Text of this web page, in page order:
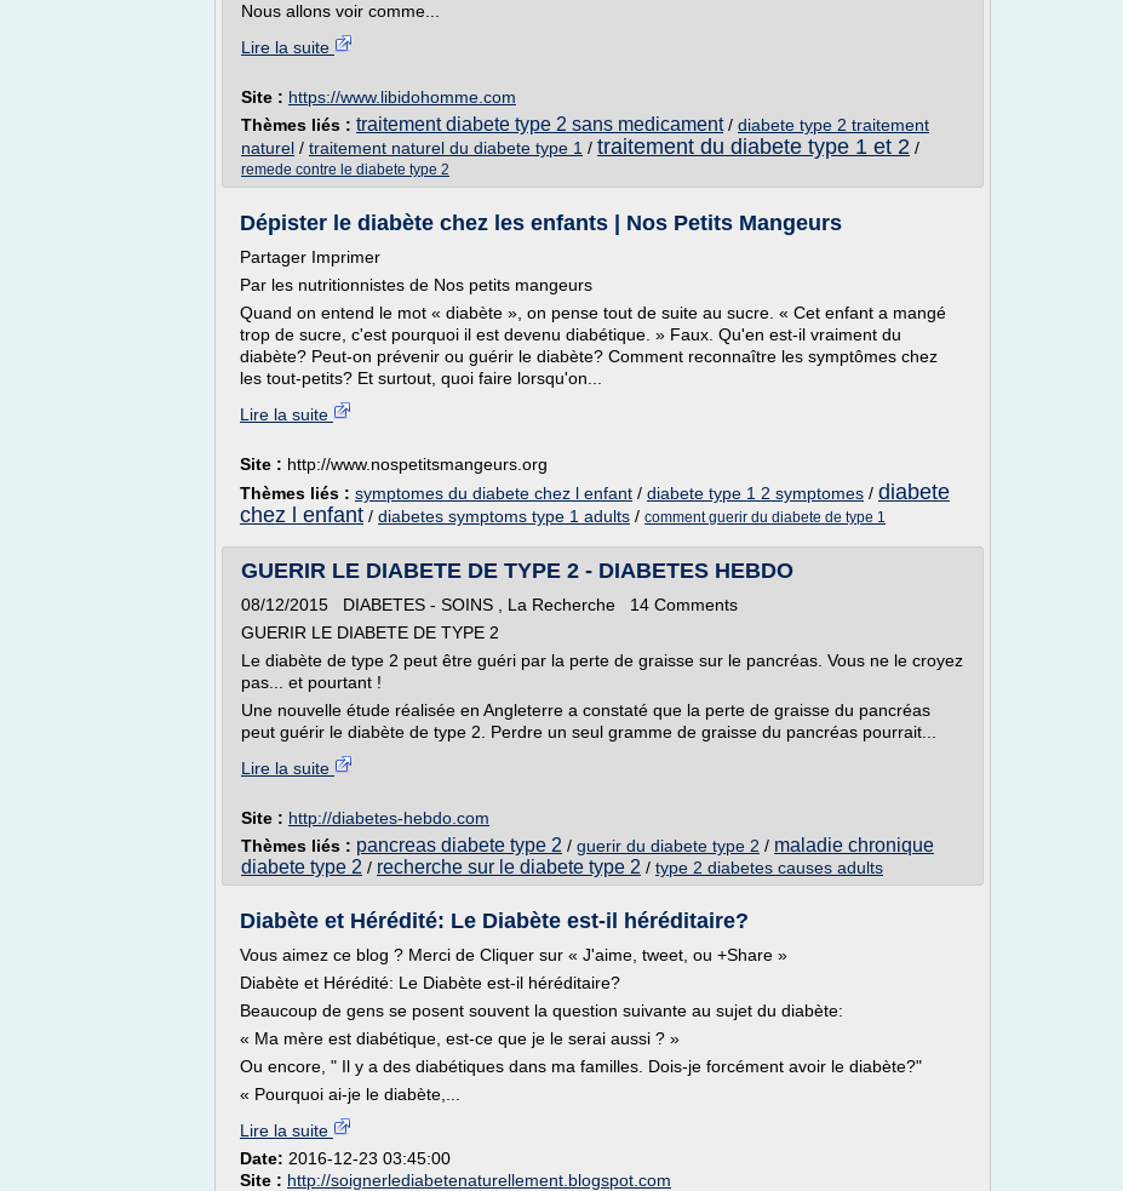
Nous allons voir comme...
Lire la suite
Site : https://www.libidohomme.com
Thèmes liés : traitement diabete type 2 sans medicament/ diabete type 2 traitement
naturel / traitement naturel du diabete type 1 / traitement du diabete type 1 et 2 /
remede contre le diabete type 2
Dépister le diabète chez les enfants | Nos Petits Mangeurs
Partager Imprimer
Par les nutritionnistes de Nos petits mangeurs
Quand on entend le mot « diabète », on pense tout de suite au sucre. « Cet enfant a mangé
trop de sucre, c'est pourquoi il est devenu diabétique. » Faux. Qu'en est-il vraiment du
diabète? Peut-on prévenir ou guérir le diabète? Comment reconnaître les symptômes chez
les tout-petits? Et surtout, quoi faire lorsqu'on...
Lire la suite
Site : http://www.nospetitsmangeurs.org
Thèmes liés : symptomes du diabete chez l enfant / diabete type 1 2 symptomes / diabete
chez l enfant / diabetes symptoms type 1 adults / comment guerir du diabete de type 1
GUERIR LE DIABETE DE TYPE 2 - DIABETES HEBDO
08/12/2015 DIABETES - SOINS , La Recherche 14 Comments
GUERIR LE DIABETE DE TYPE 2
Le diabète de type 2 peut être guéri par la perte de graisse sur le pancréas. Vous ne le croyez
pas... et pourtant !
Une nouvelle étude réalisée en Angleterre a constaté que la perte de graisse du pancréas
peut guérir le diabète de type 2. Perdre un seul gramme de graisse du pancréas pourrait...
Lire la suite
Site : http://diabetes-hebdo.com
Thèmes liés : pancreas diabete type 2 / guerir du diabete type 2 / maladie chronique
diabete type 2 / recherche sur le diabete type 2 / type 2 diabetes causes adults
Diabète et Hérédité: Le Diabète est-il héréditaire?
Vous aimez ce blog ? Merci de Cliquer sur « J'aime, tweet, ou +Share »
Diabète et Hérédité: Le Diabète est-il héréditaire?
Beaucoup de gens se posent souvent la question suivante au sujet du diabète:
« Ma mère est diabétique, est-ce que je le serai aussi ? »
Ou encore, " Il y a des diabétiques dans ma familles. Dois-je forcément avoir le diabète?"
« Pourquoi ai-je le diabète,...
Lire la suite
Date: 2016-12-23 03:45:00
Site : http://soignerlediabetenaturellement.blogspot.com